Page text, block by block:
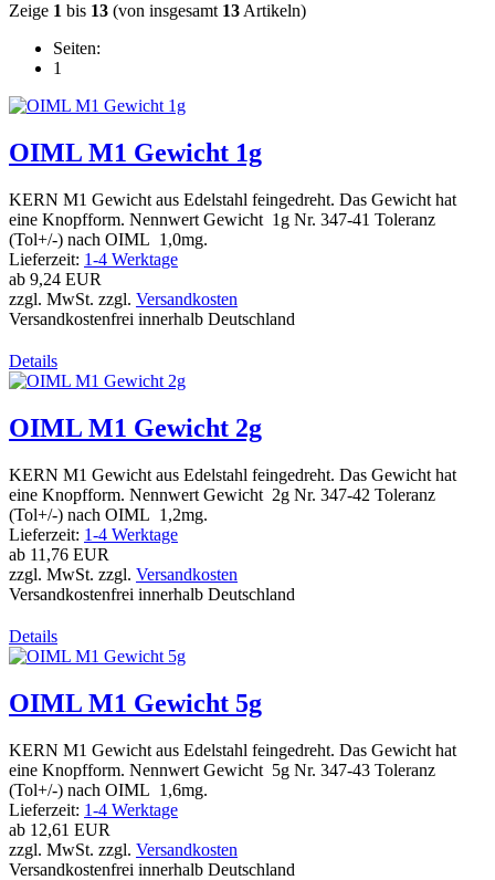
Zeige 1 bis 13 (von insgesamt 13 Artikeln)
Seiten:
1
OIML M1 Gewicht 1g
KERN M1 Gewicht aus Edelstahl feingedreht. Das Gewicht hat
eine Knopfform. Nennwert Gewicht 1g Nr. 347-41 Toleranz
(Tol+/-) nach OIML 1,0mg.
Lieferzeit: 1-4 Werktage
ab 9,24 EUR
zzgl. MwSt. zzgl. Versandkosten
Versandkostenfrei innerhalb Deutschland
Details
OIML M1 Gewicht 2g
KERN M1 Gewicht aus Edelstahl feingedreht. Das Gewicht hat
eine Knopfform. Nennwert Gewicht 2g Nr. 347-42 Toleranz
(Tol+/-) nach OIML 1,2mg.
Lieferzeit: 1-4 Werktage
ab 11,76 EUR
zzgl. MwSt. zzgl. Versandkosten
Versandkostenfrei innerhalb Deutschland
Details
OIML M1 Gewicht 5g
KERN M1 Gewicht aus Edelstahl feingedreht. Das Gewicht hat
eine Knopfform. Nennwert Gewicht 5g Nr. 347-43 Toleranz
(Tol+/-) nach OIML 1,6mg.
Lieferzeit: 1-4 Werktage
ab 12,61 EUR
zzgl. MwSt. zzgl. Versandkosten
Versandkostenfrei innerhalb Deutschland